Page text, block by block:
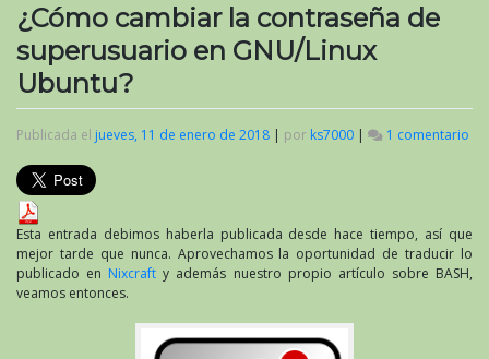
¿Cómo cambiar la contraseña de
superusuario en GNU/Linux
Ubuntu?
Publicada el jueves, 11 de enero de 2018 | por ks7000 | 1 comentario
de
Esta entrada debimos haberla publicada desde hace tiempo, así que
mejor tarde que nunca. Aprovechamos la oportunidad de traducir lo
publicado en Nixcraft y además nuestro propio artículo sobre BASH,
veamos entonces.